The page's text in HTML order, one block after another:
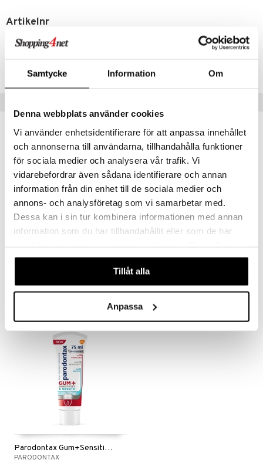
Samtycke Information Om
Denna webbplats använder cookies
Vi använder enhetsidentifierare för att anpassa innehållet
och annonserna till användarna, tillhandahålla funktioner
för sociala medier och analysera vår trafik. Vi
vidarebefordrar även sådana identifierare och annan
information från din enhet till de sociala medier och
annons- och analysföretag som vi samarbetar med.
Dessa kan i sin tur kombinera informationen med annan
information som du har tillhandahållit eller som de har
våra cookies vid fortsatt användande av vår webbplats.
Tillåt alla
Anpassa
Artikelnr
ACPE1-PE-75
PARODONTAX
44 kr 36 kr
Parodontax Gum+Sensitivity & Breath Whitening
PARODONTAX